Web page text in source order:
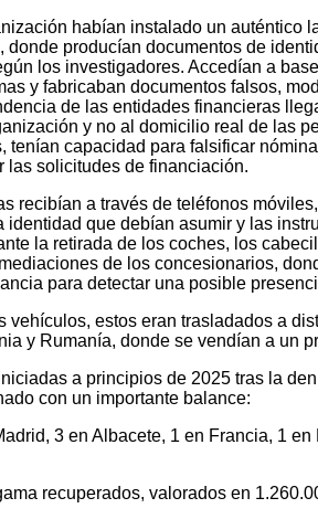
habían instalado un auténtico
donde producían documentos de
los investigadores. Accedían a
y fabricaban documentos falsos,
de las entidades financieras
y no al domicilio real de las
tenían capacidad para falsificar
las solicitudes de financiación.
recibían a través de teléfonos
identidad que debían asumir y las
la retirada de los coches, los
de los concesionarios,
para detectar una posible
vehículos, estos eran trasladados a
y Rumanía, donde se vendían a un
a principios de 2025 tras la
con un importante balance:
3 en Albacete, 1 en Francia, 1
recuperados, valorados en